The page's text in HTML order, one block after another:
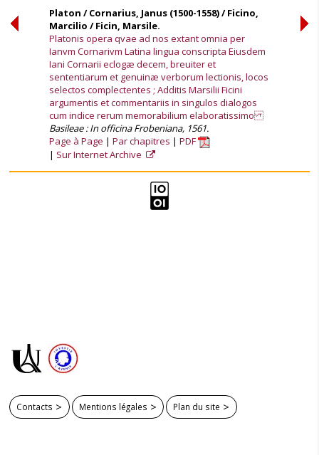
Platon / Cornarius, Janus (1500-1558) / Ficino,
Marcilio / Ficin, Marsile.
Platonis opera qvae ad nos extant omnia per
Ianvm Cornarivm Latina lingua conscripta Eiusdem
Iani Cornarii eclogæ decem, breuiter et
sententiarum et genuinæ verborum lectionis, locos
selectos complectentes ; Additis Marsilii Ficini
argumentis et commentariis in singulos dialogos
cum indice rerum memorabilium elaboratissimo
Basileae : In officina Frobeniana, 1561.
Page à Page
Par chapitres
PDF
Sur Internet Archive
Contacts Mentions légales Plan du site